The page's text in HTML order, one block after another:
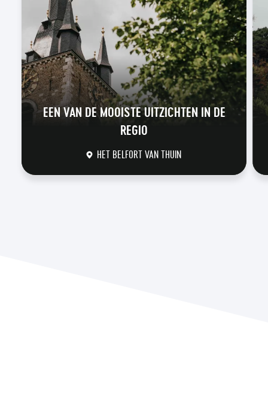
EEN VAN DE MOOISTE UITZICHTEN IN DE
REGIO
HET BELFORT VAN THUIN